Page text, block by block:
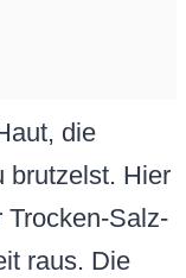
die
brutzelst. Hier
Trocken-Salz-
raus. Die